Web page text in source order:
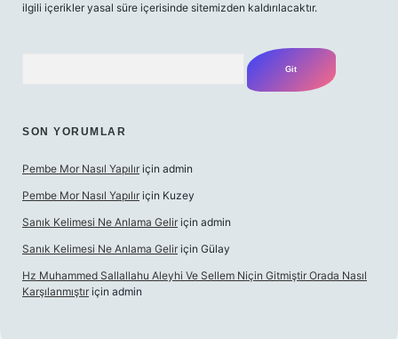
ilgili içerikler yasal süre içerisinde sitemizden kaldırılacaktır.
SON YORUMLAR
Pembe Mor Nasıl Yapılır için admin
Pembe Mor Nasıl Yapılır için Kuzey
Sanık Kelimesi Ne Anlama Gelir için admin
Sanık Kelimesi Ne Anlama Gelir için Gülay
Hz Muhammed Sallallahu Aleyhi Ve Sellem Niçin Gitmiştir Orada Nasıl
Karşılanmıştır için admin